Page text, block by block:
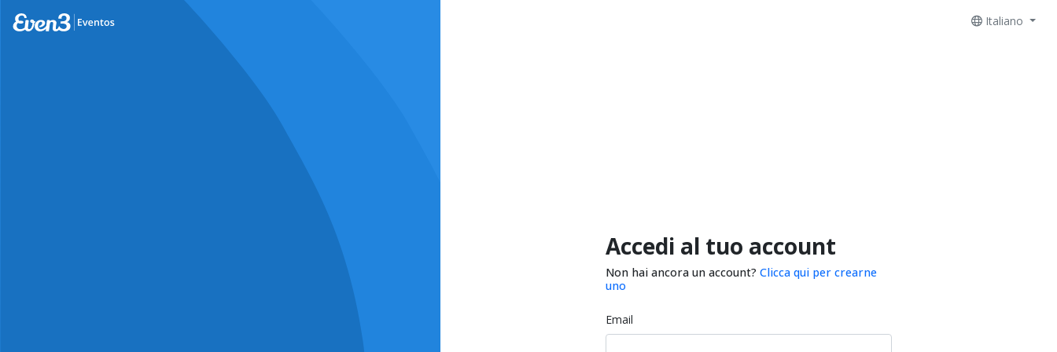
Italiano
Accedi al tuo account
Non hai ancora un account? Clicca qui per crearne
uno
Email